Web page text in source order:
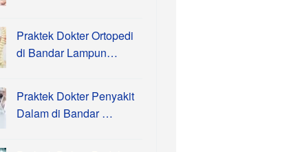
Praktek Dokter Ortopedi
di Bandar Lampun…
Praktek Dokter Penyakit
Dalam di Bandar …